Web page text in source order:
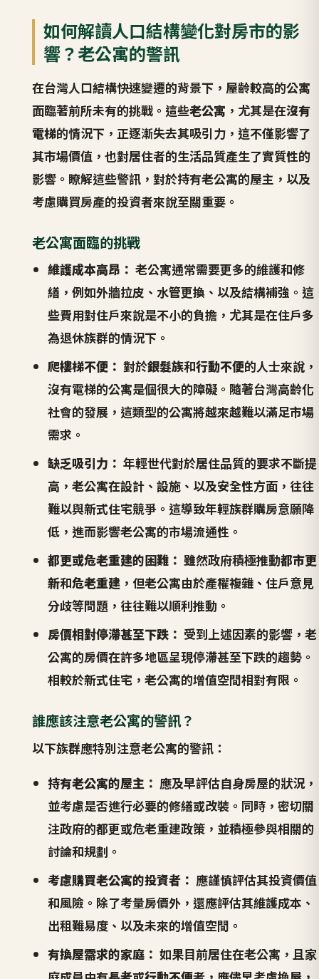
如何解讀人口結構變化對房市的影
響？老公寓的警訊
在台灣人口結構快速變遷的背景下，屋齡較高的公寓
面臨著前所未有的挑戰。這些老公寓 ，尤其是在沒有
電梯的情況下，正逐漸失去其吸引力，這不僅影響了
其市場價值，也對居住者的生活品質產生了實質性的
影響。瞭解這些警訊，對於持有老公寓的屋主，以及
考慮購買房產的投資者來說至關重要。
老公寓面臨的挑戰
維護成本高昂： 老公寓通常需要更多的維護和修
繕，例如外牆拉皮、水管更換、以及結構補強。這
些費用對住戶來說是不小的負擔，尤其是在住戶多
為退休族群的情況下。
爬樓梯不便： 對於銀髮族和行動不便的人士來說，
沒有電梯的公寓是個很大的障礙。隨著台灣高齡化
社會的發展，這類型的公寓將越來越難以滿足市場
需求。
缺乏吸引力： 年輕世代對於居住品質的要求不斷提
高，老公寓在設計、設施、以及安全性方面，往往
難以與新式住宅競爭。這導致年輕族群購房意願降
低，進而影響老公寓的市場流通性。
都更或危老重建的困難： 雖然政府積極推動都市更
新和危老重建 ，但老公寓由於產權複雜、住戶意見
分歧等問題，往往難以順利推動。
房價相對停滯甚至下跌： 受到上述因素的影響，老
公寓的房價在許多地區呈現停滯甚至下跌的趨勢。
相較於新式住宅，老公寓的增值空間相對有限。
誰應該注意老公寓的警訊？
以下族群應特別注意老公寓的警訊：
持有老公寓的屋主： 應及早評估自身房屋的狀況，
並考慮是否進行必要的修繕或改裝。同時，密切關
注政府的都更或危老重建政策，並積極參與相關的
討論和規劃。
考慮購買老公寓的投資者： 應謹慎評估其投資價值
和風險。除了考量房價外，還應評估其維護成本、
出租難易度、以及未來的增值空間。
有換屋需求的家庭： 如果目前居住在老公寓，且家